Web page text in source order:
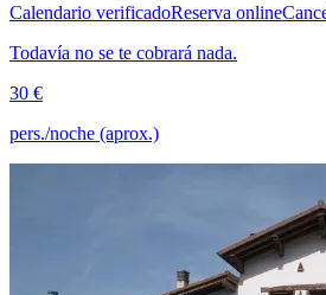
Calendario verificadoReserva online
Todavía no se te cobrará nada.
30 €
pers./noche (aprox.)